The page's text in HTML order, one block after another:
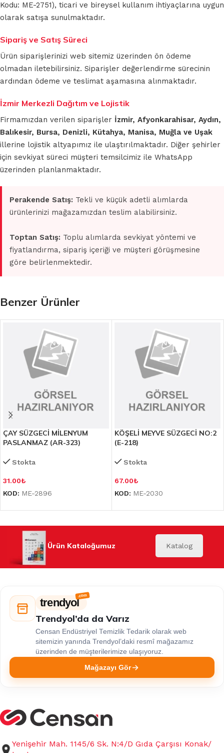
Kodu: ME-2751), ticari ve bireysel kullanım ihtiyaçlarına uygun
olarak satışa sunulmaktadır.
Sipariş ve Satış Süreci
Ürün siparişlerinizi web sitemiz üzerinden ön ödeme
olmadan iletebilirsiniz. Siparişler değerlendirme sürecinin
ardından ödeme ve teslimat aşamasına alınmaktadır.
İzmir Merkezli Dağıtım ve Lojistik
Firmamızdan verilen siparişler İzmir, Afyonkarahisar, Aydın,
Balıkesir, Bursa, Denizli, Kütahya, Manisa, Muğla ve Uşak
illerine lojistik altyapımız ile ulaştırılmaktadır. Diğer şehirler
için sevkiyat süreci müşteri temsilcimiz ile WhatsApp
üzerinden planlanmaktadır.
Perakende Satış: Tekli ve küçük adetli alımlarda
ürünlerinizi mağazamızdan teslim alabilirsiniz.
Toptan Satış: Toplu alımlarda sevkiyat yöntemi ve
fiyatlandırma, sipariş içeriği ve müşteri görüşmesine
göre belirlenmektedir.
Benzer Ürünler
ÇAY SÜZGECİ MİLENYUM
PASLANMAZ (AR-323)
Stokta
31.00₺
KOD: ME-2896
KÖŞELİ MEYVE SÜZGECİ NO:2
(E-218)
Stokta
67.00₺
KOD: ME-2030
Ürün Kataloğumuz Katalog
trendyol
Trendyol’da da Varız
Censan Endüstriyel Temizlik Tedarik olarak web
sitemizin yanında Trendyol’daki resmî mağazamız
üzerinden de müşterilerimize ulaşıyoruz.
Mağazayı Gör
Yenişehir Mah. 1145/6 Sk. N:4/D Gıda Çarşısı Konak/